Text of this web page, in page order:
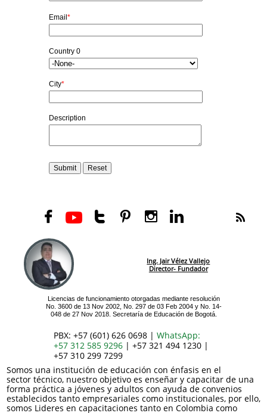
     
Ing. Jair Vélez Vallejo
Director- Fundador
Licencias de funcionamiento otorgadas mediante resolución
No. 3600 de 13 Nov 2002, No. 297 de 03 Feb 2004 y No. 14-
048 de 27 Nov 2018. Secretaría de Educación de Bogotá.
PBX: +57 (601) 626 0698 | WhatsApp:
+57 312 585 9296 | +57 321 494 1230 |
+57 310 299 7299
Somos una institución de educación con énfasis en el
sector técnico, nuestro objetivo es enseñar y capacitar de una
forma práctica a jóvenes y adultos con ayuda de convenios
establecidos tanto empresariales como institucionales, por ello,
somos Lideres en capacitaciones tanto en Colombia como